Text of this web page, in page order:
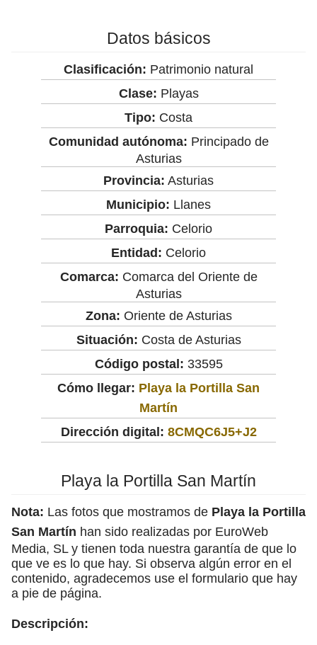
Datos básicos
Clasificación: Patrimonio natural
Clase: Playas
Tipo: Costa
Comunidad autónoma: Principado de
Asturias
Provincia: Asturias
Municipio: Llanes
Parroquia: Celorio
Entidad: Celorio
Comarca: Comarca del Oriente de
Asturias
Zona: Oriente de Asturias
Situación: Costa de Asturias
Código postal: 33595
Cómo llegar: Playa la Portilla San
Martín
Dirección digital: 8CMQC6J5+J2
Playa la Portilla San Martín
Nota: Las fotos que mostramos de Playa la Portilla
San Martín han sido realizadas por EuroWeb
Media, SL y tienen toda nuestra garantía de que lo
que ve es lo que hay. Si observa algún error en el
contenido, agradecemos use el formulario que hay
a pie de página.
Descripción: